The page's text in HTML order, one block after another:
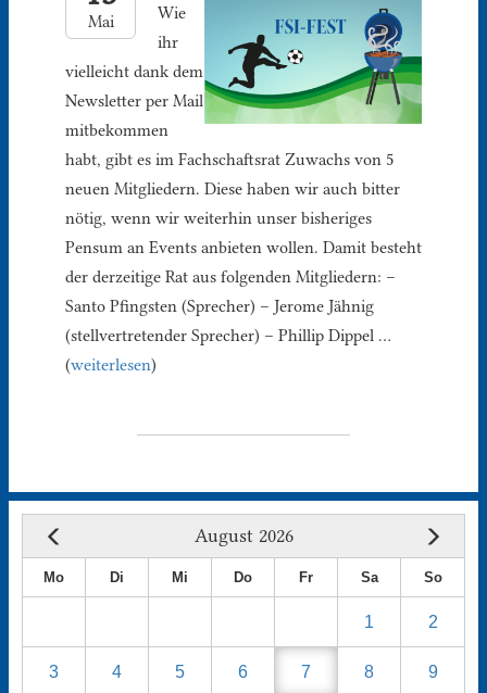
Mai
Wie
ihr
vielleicht dank dem
Newsletter per Mail
mitbekommen
habt, gibt es im Fachschaftsrat Zuwachs von 5
neuen Mitgliedern. Diese haben wir auch bitter
nötig, wenn wir weiterhin unser bisheriges
Pensum an Events anbieten wollen. Damit besteht
der derzeitige Rat aus folgenden Mitgliedern: –
Santo Pfingsten (Sprecher) – Jerome Jähnig
(stellvertretender Sprecher) – Phillip Dippel …
(weiterlesen)
August 2026
Mo Di Mi Do Fr Sa So
1 2
3 4 5 6 7 8 9